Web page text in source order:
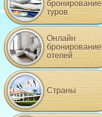
бронирование
туров
Онлайн
бронирование
отелей
Страны